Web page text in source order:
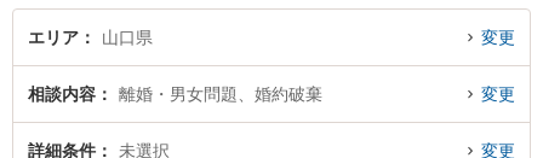
エリア 山口県 変更
相談内容 離婚・男女問題、婚約破棄 変更
詳細条件 未選択 変更